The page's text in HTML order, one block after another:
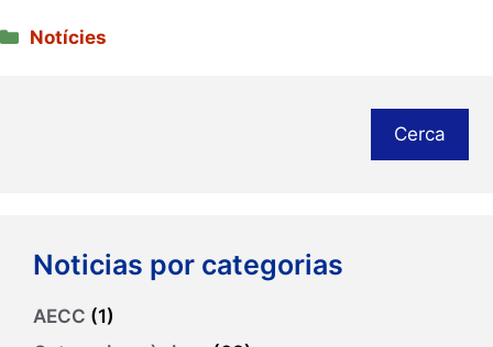
Categories
Notícies
Cerca
Noticias por categorias
AECC (1)